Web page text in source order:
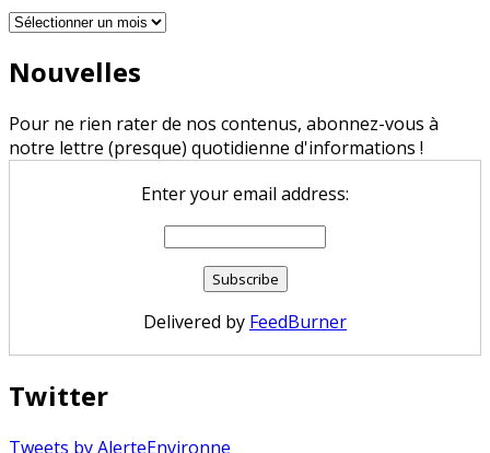
Archives
Nouvelles
Pour ne rien rater de nos contenus, abonnez-vous à
notre lettre (presque) quotidienne d'informations !
Enter your email address:
Delivered by FeedBurner
Twitter
Tweets by AlerteEnvironne